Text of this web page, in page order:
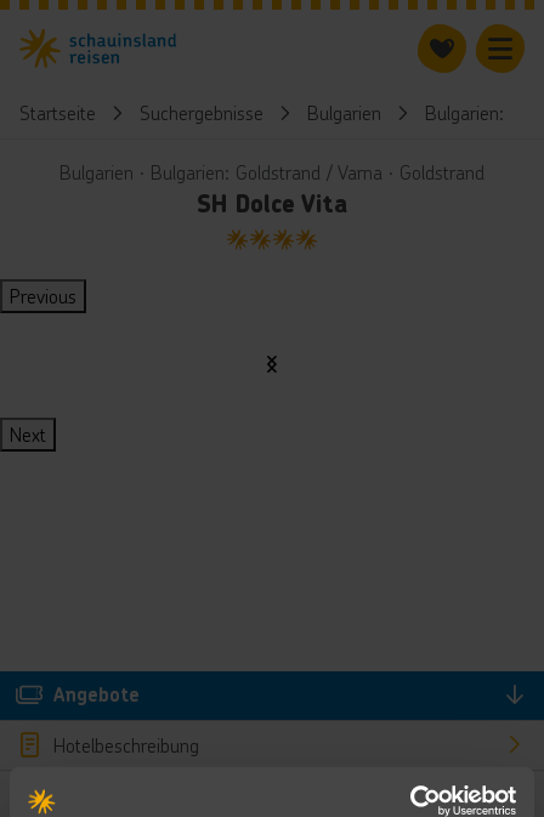
Startseite Suchergebnisse Bulgarien Bulgarien:
Bulgarien ∙ Bulgarien: Goldstrand / Varna ∙ Goldstrand
SH Dolce Vita
4
Previous
Next
Angebote
Hotelbeschreibung